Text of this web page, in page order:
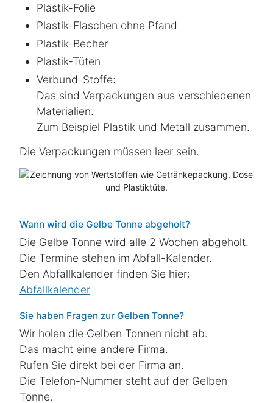
Plastik-Folie
Plastik-Flaschen ohne Pfand
Plastik-Becher
Plastik-Tüten
Verbund-Stoffe:
Das sind Verpackungen aus verschiedenen
Materialien.
Zum Beispiel Plastik und Metall zusammen.
Die Verpackungen müssen leer sein.
Wann wird die Gelbe Tonne abgeholt?
Die Gelbe Tonne wird alle 2 Wochen abgeholt.
Die Termine stehen im Abfall-Kalender.
Den Abfallkalender finden Sie hier:
Abfallkalender
Sie haben Fragen zur Gelben Tonne?
Wir holen die Gelben Tonnen nichtab.
Das macht eine andere Firma.
Rufen Sie direkt bei der Firma an.
Die Telefon-Nummer steht auf der Gelben
Tonne.